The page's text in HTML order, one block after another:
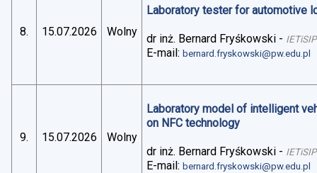
8. 15.07.2026 Wolny
Laboratory tester for automotive
dr inż. Bernard Fryśkowski - IETiSIP
E-mail:bernard.fryskowski@pw.edu.pl
9. 15.07.2026 Wolny
Laboratory model of intelligent
on NFC technology
dr inż. Bernard Fryśkowski - IETiSIP
E-mail:bernard.fryskowski@pw.edu.pl